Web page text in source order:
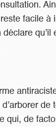
facile à
déclare qu’il
de
qui, de